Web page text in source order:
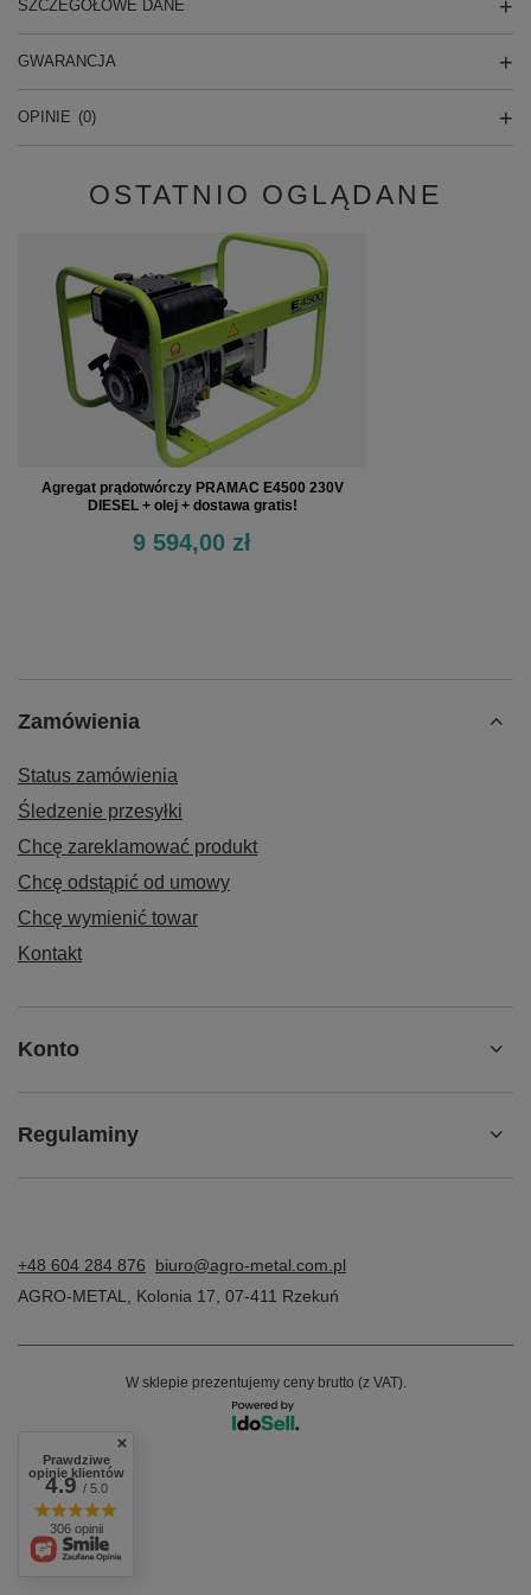
SZCZEGÓŁOWE DANE
GWARANCJA
OPINIE (0)
OSTATNIO OGLĄDANE
Agregat prądotwórczy PRAMAC E4500 230V
DIESEL + olej + dostawa gratis!
9 594,00 zł
Zamówienia
Status zamówienia
Śledzenie przesyłki
Chcę zareklamować produkt
Chcę odstąpić od umowy
Chcę wymienić towar
Kontakt
Konto
Regulaminy
+48 604 284 876
biuro@agro-metal.com.pl
AGRO-METAL
Kolonia 17 07-411 Rzekuń
W sklepie prezentujemy ceny brutto (z VAT).
Prawdziwe
opinie klientów
4.9/ 5.0
306 opinii